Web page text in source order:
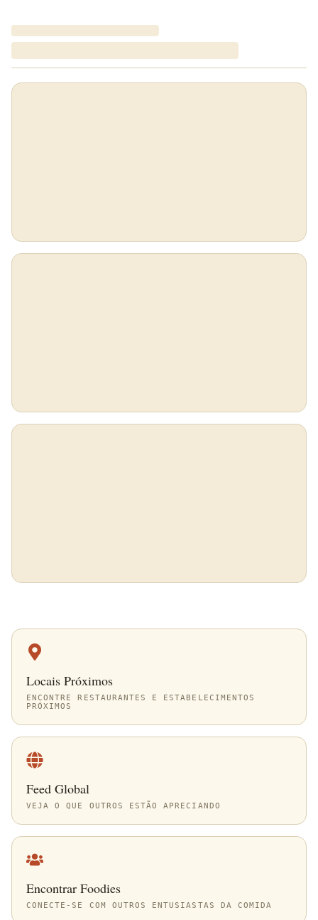
Locais Próximos
ENCONTRE RESTAURANTES E ESTABELECIMENTOS
PRÓXIMOS
Feed Global
VEJA O QUE OUTROS ESTÃO APRECIANDO
Encontrar Foodies
CONECTE-SE COM OUTROS ENTUSIASTAS DA COMIDA